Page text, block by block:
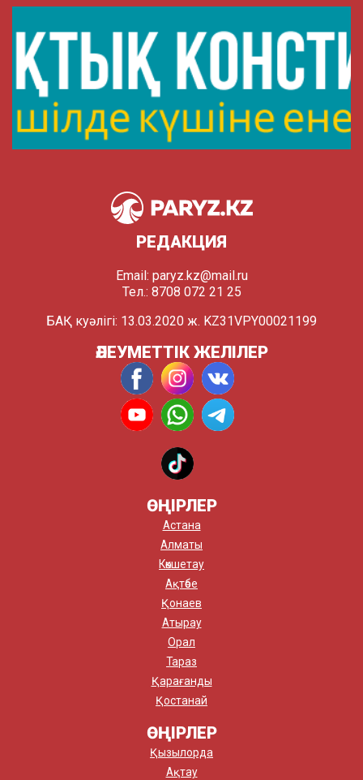
РЕДАКЦИЯ
Email: paryz.kz@mail.ru
Тел.: 8708 072 21 25
БАҚ куәлігі: 13.03.2020 ж. KZ31VPY00021199
ӘЛЕУМЕТТІК ЖЕЛІЛЕР
ӨҢІРЛЕР
Астана
Алматы
Көкшетау
Ақтөбе
Қонаев
Атырау
Орал
Тараз
Қарағанды
Қостанай
ӨҢІРЛЕР
Қызылорда
Ақтау